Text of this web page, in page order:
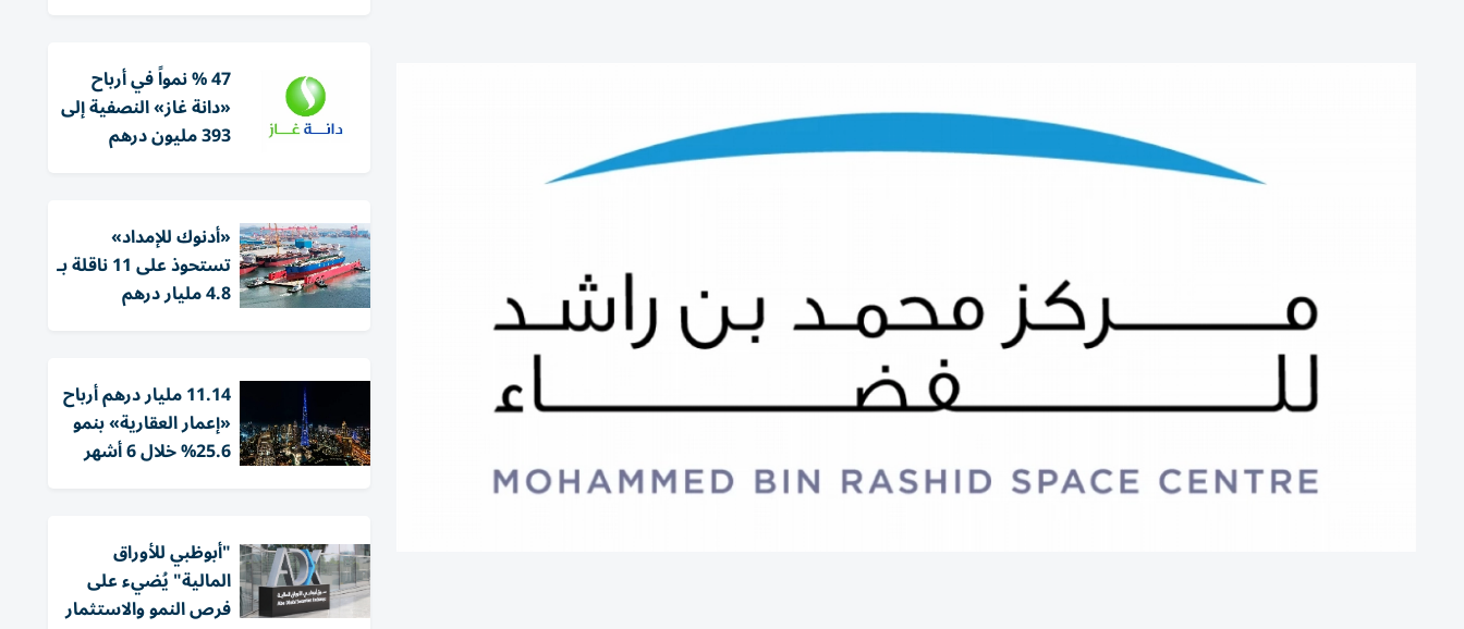
47 % نمواً في أرباح
«دانة غاز» النصفية إلى
393 مليون درهم
«أدنوك للإمداد»
تستحوذ على 11 ناقلة بـ
4.8 مليار درهم
11.14 مليار درهم أرباح
«إعمار العقارية» بنمو
25.6% خلال 6 أشهر
"أبوظبي للأوراق
المالية" يُضيء على
فرص النمو والاستثمار